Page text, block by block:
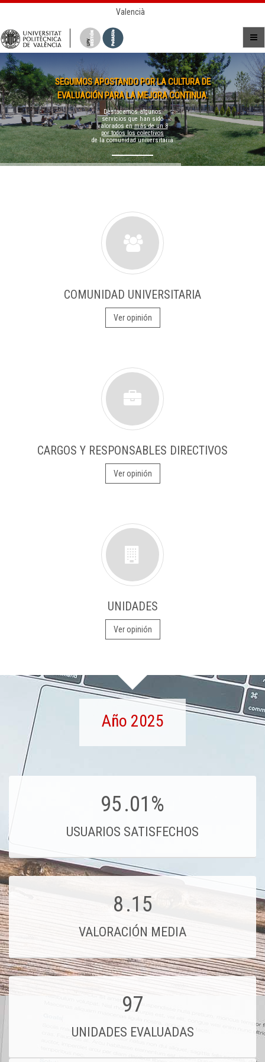
Valencià
SEGUIMOS APOSTANDO POR LA CULTURA DE
EVALUACIÓN PARA LA MEJORA CONTINUA.
Destacamos algunos
servicios que han sido
valorados enmás de un 8
por todos los colectivos
de la comunidad universitaria
COMUNIDAD UNIVERSITARIA
Ver opinión
CARGOS Y RESPONSABLES DIRECTIVOS
Ver opinión
UNIDADES
Ver opinión
Año 2025
95.01%
USUARIOS SATISFECHOS
8.15
VALORACIÓN MEDIA
97
UNIDADES EVALUADAS